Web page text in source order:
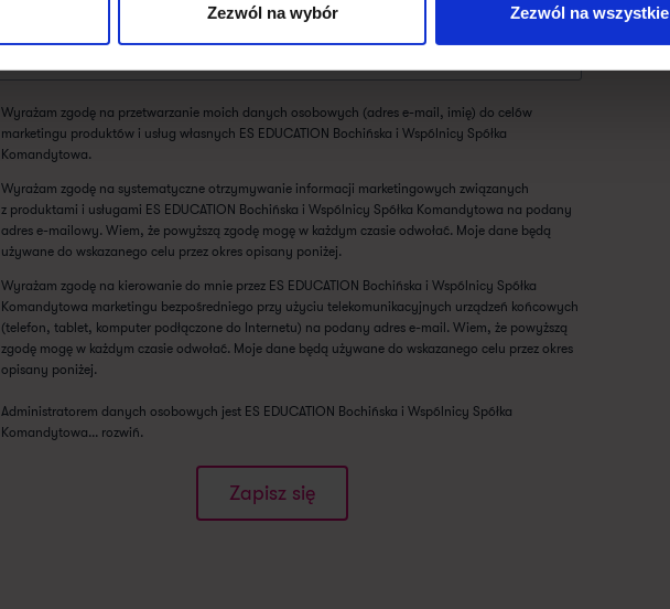
Zezwól na wybór Zezwól na wszystkie
Wyrażam zgodę na przetwarzanie moich danych osobowych (adres e-mail, imię) do celów
marketingu produktów i usług własnych ES EDUCATION Bochińska i Wspólnicy Spółka
Komandytowa.
Wyrażam zgodę na systematyczne otrzymywanie informacji marketingowych związanych
z produktami i usługami ES EDUCATION Bochińska i Wspólnicy Spółka Komandytowa na podany
adres e-mailowy. Wiem, że powyższą zgodę mogę w każdym czasie odwołać. Moje dane będą
używane do wskazanego celu przez okres opisany poniżej.
Wyrażam zgodę na kierowanie do mnie przez ES EDUCATION Bochińska i Wspólnicy Spółka
Komandytowa marketingu bezpośredniego przy użyciu telekomunikacyjnych urządzeń końcowych
(telefon, tablet, komputer podłączone do Internetu) na podany adres e-mail. Wiem, że powyższą
zgodę mogę w każdym czasie odwołać. Moje dane będą używane do wskazanego celu przez okres
opisany poniżej.
Administratorem danych osobowych jest ES EDUCATION Bochińska i Wspólnicy Spółka
Komandytowa... rozwiń.